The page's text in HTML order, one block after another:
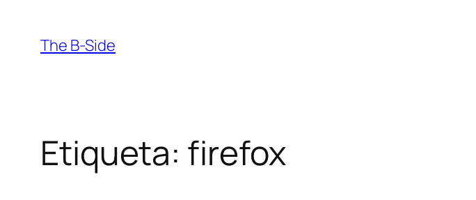
contenido
The B-Side
Etiqueta: firefox